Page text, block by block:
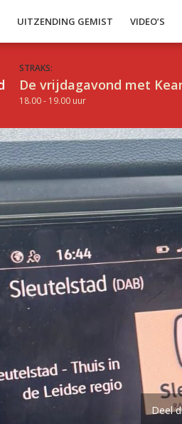
UITZENDING GEMIST VIDEO’S
STRAKS:
De vrijdagavond met
18.00 - 19.00 uur
Deel